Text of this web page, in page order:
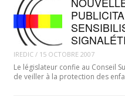
IREDIC/ 15 OCTOBRE 2007
Le législateur confie au Conseil
de veiller à la protection des